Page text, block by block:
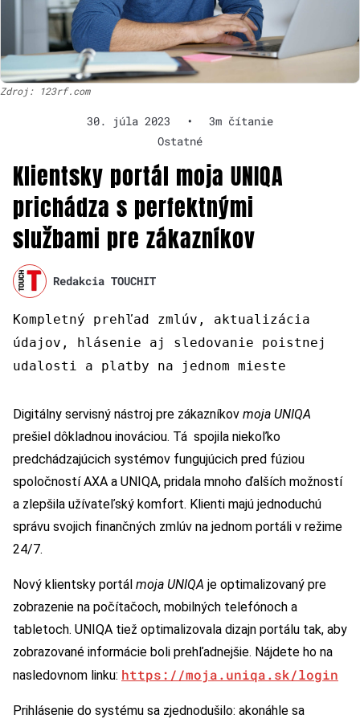
Zdroj: 123rf.com
30. júla 2023 •
3m čítanie
Ostatné
Klientsky portál moja UNIQA
prichádza s perfektnými
službami pre zákazníkov
Redakcia TOUCHIT
Kompletný prehľad zmlúv, aktualizácia
údajov, hlásenie aj sledovanie poistnej
udalosti a platby na jednom mieste
Digitálny servisný nástroj pre zákazníkov moja UNIQA
prešiel dôkladnou inováciou. Tá spojila niekoľko
predchádzajúcich systémov fungujúcich pred fúziou
spoločností AXA a UNIQA, pridala mnoho ďalších možností
a zlepšila užívateľský komfort. Klienti majú jednoduchú
správu svojich finančných zmlúv na jednom portáli v režime
24/7.
Nový klientsky portál moja UNIQA je optimalizovaný pre
zobrazenie na počítačoch, mobilných telefónoch a
tabletoch. UNIQA tiež optimalizovala dizajn portálu tak, aby
zobrazované informácie boli prehľadnejšie. Nájdete ho na
nasledovnom linku: https://moja.uniqa.sk/login
Prihlásenie do systému sa zjednodušilo: akonáhle sa